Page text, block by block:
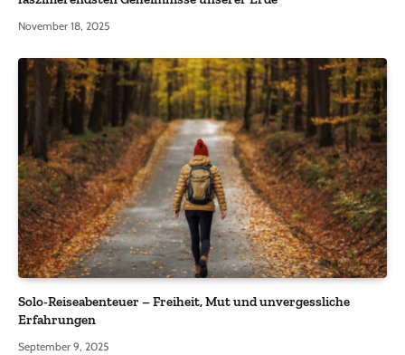
November 18, 2025
Solo-Reiseabenteuer – Freiheit, Mut und unvergessliche
Erfahrungen
September 9, 2025